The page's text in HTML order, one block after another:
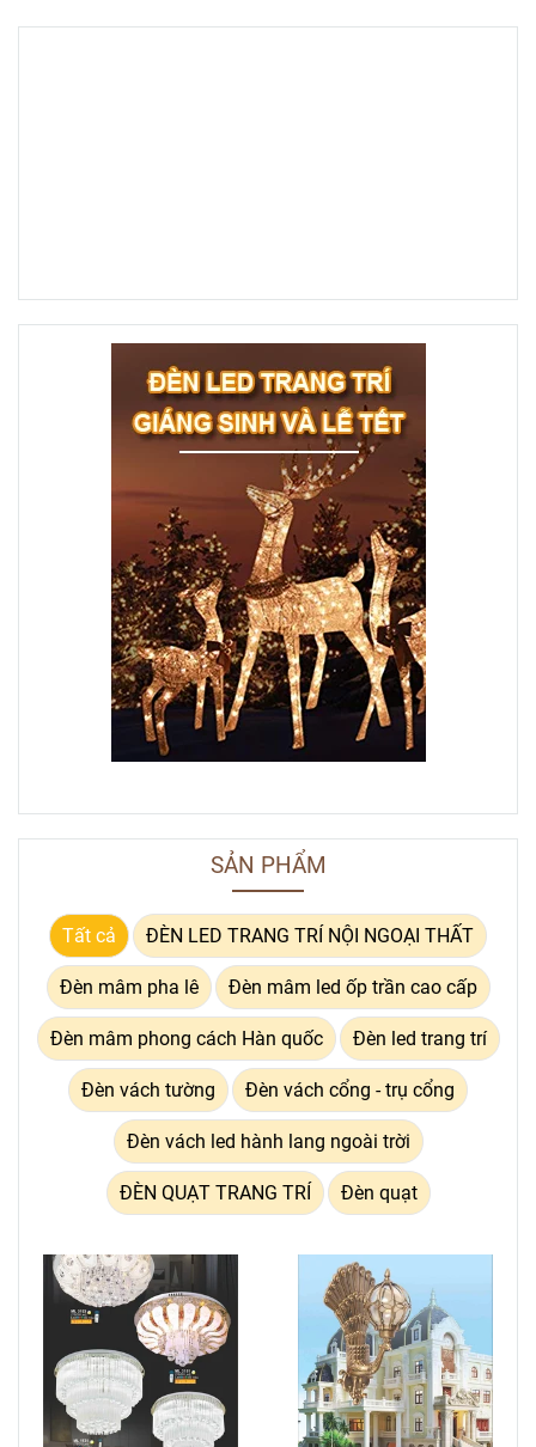
SẢN PHẨM
Tất cả ĐÈN LED TRANG TRÍ NỘI NGOẠI THẤT
Đèn mâm pha lê Đèn mâm led ốp trần cao cấp
Đèn mâm phong cách Hàn quốc Đèn led trang trí
Đèn vách tường Đèn vách cổng - trụ cổng
Đèn vách led hành lang ngoài trời
ĐÈN QUẠT TRANG TRÍ Đèn quạt